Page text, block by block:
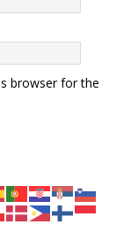
browser for the